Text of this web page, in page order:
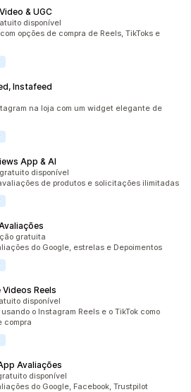
& UGC
disponível
opções de compra de Reels, TikToks e
Instafeed
na loja com um widget elegante de
App & AI
disponível
de produtos e solicitações ilimitadas
gratuita
do Google, estrelas e Depoimentos
Reels
disponível
o Instagram Reels e o TikTok como
compra
Avaliações
disponível
do Google, Facebook, Trustpilot